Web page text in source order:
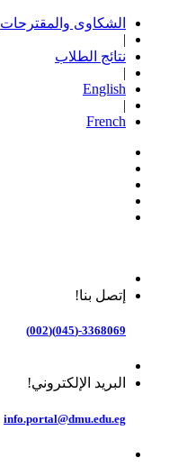
الشكاوى والمقترحات
|
نتائج الطلاب
|
English
|
French
إتصل بنا!
3368069-(045)(002)
البريد الإلكتروني!
info.portal@dmu.edu.eg